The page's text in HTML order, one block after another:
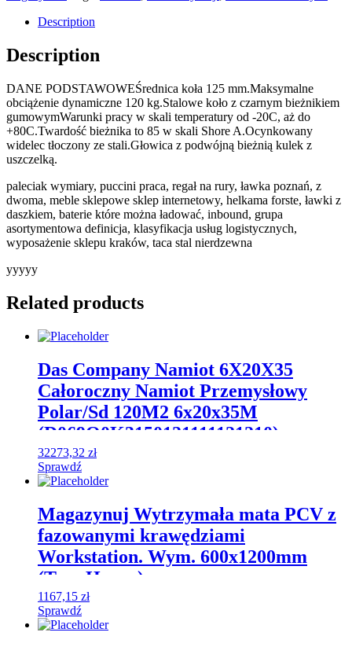
Description
Description
DANE PODSTAWOWEŚrednica koła 125 mm.Maksymalne
obciążenie dynamiczne 120 kg.Stalowe koło z czarnym bieżnikiem
gumowymWarunki pracy w skali temperatury od -20C, aż do
+80C.Twardość bieżnika to 85 w skali Shore A.Ocynkowany
widelec tłoczony ze stali.Głowica z podwójną bieżnią kulek z
uszczelką.
paleciak wymiary, puccini praca, regał na rury, ławka poznań, z
dwoma, meble sklepowe sklep internetowy, helkama forste, ławki z
daszkiem, baterie które można ładować, inbound, grupa
asortymentowa definicja, klasyfikacja usług logistycznych,
wyposażenie sklepu kraków, taca stal nierdzewna
yyyyy
Related products
Das Company Namiot 6X20X35
Całoroczny Namiot Przemysłowy
Polar/Sd 120M2 6x20x35M
(D069Q0K3150121111121210)
32273,32 zł
Sprawdź
Magazynuj Wytrzymała mata PCV z
fazowanymi krawędziami
Workstation. Wym. 600x1200mm
(Typ: Heavy)
1167,15 zł
Sprawdź